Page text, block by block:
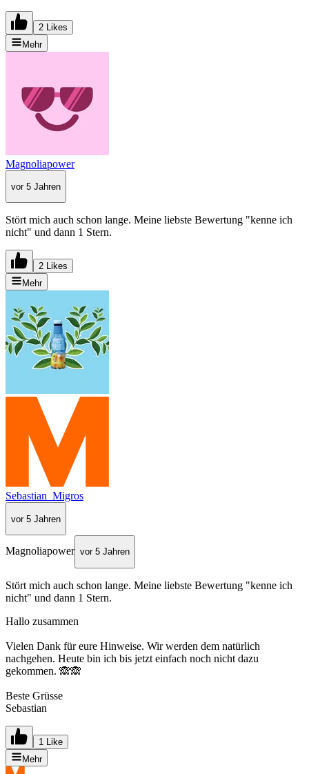
2 Likes
Mehr
Magnoliapower
vor 5 Jahren
Stört mich auch schon lange. Meine liebste Bewertung "kenne ich
nicht" und dann 1 Stern.
2 Likes
Mehr
Sebastian_Migros
vor 5 Jahren
Magnoliapower vor 5 Jahren
Stört mich auch schon lange. Meine liebste Bewertung "kenne ich
nicht" und dann 1 Stern.
Hallo zusammen
Vielen Dank für eure Hinweise. Wir werden dem natürlich
nachgehen. Heute bin ich bis jetzt einfach noch nicht dazu
gekommen. 🙈🙈
Beste Grüsse
Sebastian
1 Like
Mehr